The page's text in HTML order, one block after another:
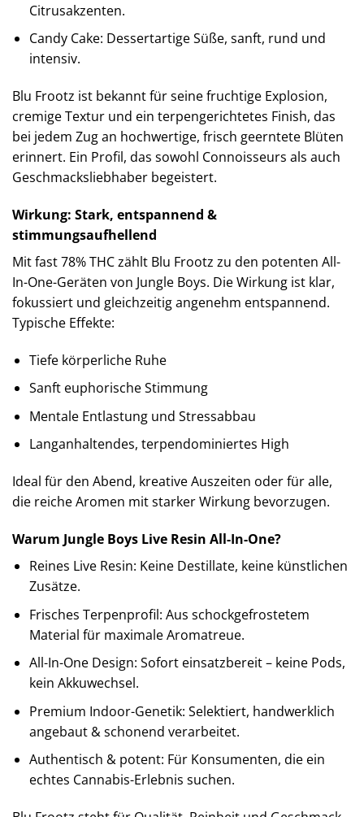
Citrusakzenten.
Candy Cake: Dessertartige Süße, sanft, rund und
intensiv.
Blu Frootz ist bekannt für seine fruchtige Explosion,
cremige Textur und ein terpengerichtetes Finish, das
bei jedem Zug an hochwertige, frisch geerntete Blüten
erinnert. Ein Profil, das sowohl Connoisseurs als auch
Geschmacksliebhaber begeistert.
Wirkung: Stark, entspannend &
stimmungsaufhellend
Mit fast 78% THC zählt Blu Frootz zu den potenten All-
In-One-Geräten von Jungle Boys. Die Wirkung ist klar,
fokussiert und gleichzeitig angenehm entspannend.
Typische Effekte:
Tiefe körperliche Ruhe
Sanft euphorische Stimmung
Mentale Entlastung und Stressabbau
Langanhaltendes, terpendominiertes High
Ideal für den Abend, kreative Auszeiten oder für alle,
die reiche Aromen mit starker Wirkung bevorzugen.
Warum Jungle Boys Live Resin All-In-One?
Reines Live Resin: Keine Destillate, keine künstlichen
Zusätze.
Frisches Terpenprofil: Aus schockgefrostetem
Material für maximale Aromatreue.
All-In-One Design: Sofort einsatzbereit – keine Pods,
kein Akkuwechsel.
Premium Indoor-Genetik: Selektiert, handwerklich
angebaut & schonend verarbeitet.
Authentisch & potent: Für Konsumenten, die ein
echtes Cannabis-Erlebnis suchen.